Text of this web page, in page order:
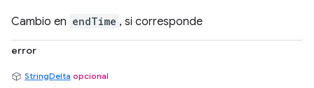
Cambio en endTime , si corresponde
error
StringDelta opcional